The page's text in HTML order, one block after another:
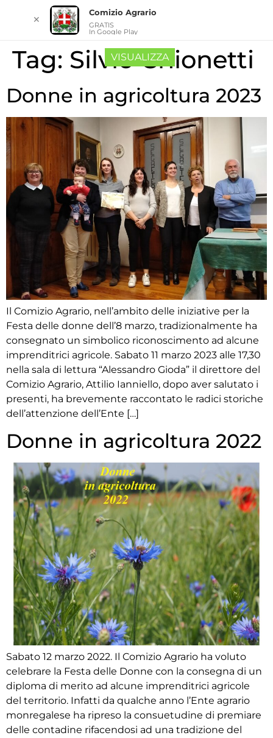
Tag: Silvio Chionetti
Donne in agricoltura 2023
Il Comizio Agrario, nell’ambito delle iniziative per la
Festa delle donne dell’8 marzo, tradizionalmente ha
consegnato un simbolico riconoscimento ad alcune
imprenditrici agricole. Sabato 11 marzo 2023 alle 17,30
nella sala di lettura “Alessandro Gioda” il direttore del
Comizio Agrario, Attilio Ianniello, dopo aver salutato i
presenti, ha brevemente raccontato le radici storiche
dell’attenzione dell’Ente […]
Donne in agricoltura 2022
Sabato 12 marzo 2022. Il Comizio Agrario ha voluto
celebrare la Festa delle Donne con la consegna di un
diploma di merito ad alcune imprenditrici agricole
del territorio. Infatti da qualche anno l’Ente agrario
monregalese ha ripreso la consuetudine di premiare
delle contadine rifacendosi ad una tradizione del
✕
Comizio Agrario
GRATIS
In Google Play
VISUALIZZA